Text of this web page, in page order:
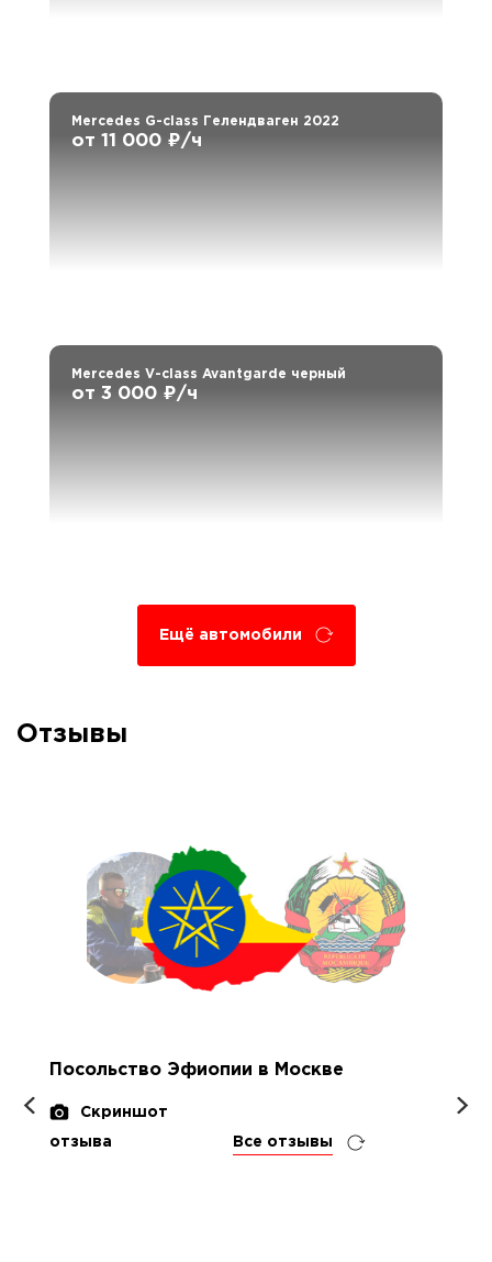
Mercedes G-class Гелендваген 2022
от 11 000 ₽/ч
Mercedes V-class Avantgarde черный
от 3 000 ₽/ч
Ещё автомобили
Отзывы
Посольство Эфиопии в Москве
Скриншот
отзыва Все отзывы